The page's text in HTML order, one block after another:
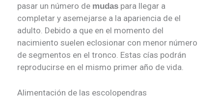
pasar un número de mudas para llegar a
completar y asemejarse a la apariencia de el
adulto. Debido a que en el momento del
nacimiento suelen eclosionar con menor número
de segmentos en el tronco. Estas cías podrán
reproducirse en el mismo primer año de vida.
Alimentación de las escolopendras